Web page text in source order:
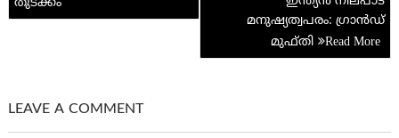
തുടക്കം
മനുഷ്യത്വപരം: ഗ്രാൻഡ്
മുഫ്തി
LEAVE A COMMENT